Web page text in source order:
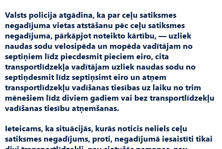
Valsts policija atgādina, ka par ceļu satiksmes
negadījuma vietas atstāšanu pēc ceļu satiksmes
negadījuma, pārkāpjot noteikto kārtību, — uzliek
naudas sodu velosipēda un mopēda vadītājam no
septiņiem līdz piecdesmit pieciem eiro, cita
transportlīdzekļa vadītājam uzliek naudas sodu no
septiņdesmit līdz septiņsimt eiro un atņem
transportlīdzekļu vadīšanas tiesības uz laiku no trim
mēnešiem līdz diviem gadiem vai bez transportlīdzekļu
vadīšanas tiesību atņemšanas.
Ieteicams, ka situācijās, kurās noticis neliels ceļu
satiksmes negadījums, proti, negadījumā iesaistīti tikai